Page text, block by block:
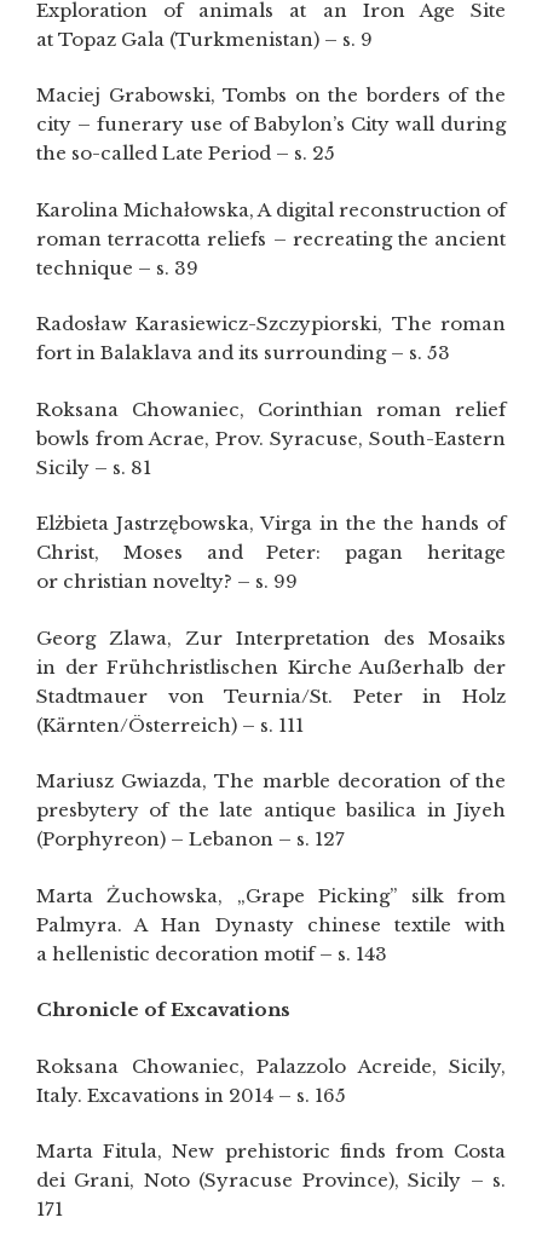
Exploration of animals at an Iron Age Site
at Topaz Gala (Turkmenistan) – s. 9
Maciej Grabowski, Tombs on the borders of the
city – funerary use of Babylon’s City wall during
the so-called Late Period – s. 25
Karolina Michałowska, A digital reconstruction of
roman terracotta reliefs – recreating the ancient
technique – s. 39
Radosław Karasiewicz-Szczypiorski, The roman
fort in Balaklava and its surrounding – s. 53
Roksana Chowaniec, Corinthian roman relief
bowls from Acrae, Prov. Syracuse, South-Eastern
Sicily – s. 81
Elżbieta Jastrzębowska, Virga in the the hands of
Christ, Moses and Peter: pagan heritage
or christian novelty? – s. 99
Georg Zlawa, Zur Interpretation des Mosaiks
in der Frühchristlischen Kirche Auẞerhalb der
Stadtmauer von Teurnia/St. Peter in Holz
(Kärnten/Österreich) – s. 111
Mariusz Gwiazda, The marble decoration of the
presbytery of the late antique basilica in Jiyeh
(Porphyreon) – Lebanon – s. 127
Marta Żuchowska, „Grape Picking” silk from
Palmyra. A Han Dynasty chinese textile with
a hellenistic decoration motif – s. 143
Chronicle of Excavations
Roksana Chowaniec, Palazzolo Acreide, Sicily,
Italy. Excavations in 2014 – s. 165
Marta Fitula, New prehistoric finds from Costa
dei Grani, Noto (Syracuse Province), Sicily – s.
171